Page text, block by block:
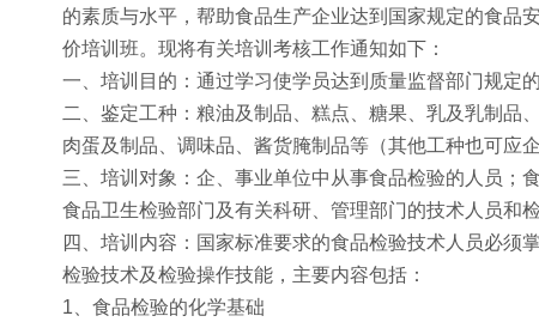
的素质与水平，帮助食品生产企业达到国家规定的食品
价培训班。现将有关培训考核工作通知如下：
一、培训目的：通过学习使学员达到质量监督部门规定
二、鉴定工种：粮油及制品、糕点、糖果、乳及乳制品
肉蛋及制品、调味品、酱货腌制品等（其他工种也可应
三、培训对象：企、事业单位中从事食品检验的人员；
食品卫生检验部门及有关科研、管理部门的技术人员和检
四、培训内容：国家标准要求的食品检验技术人员必须
检验技术及检验操作技能，主要内容包括：
1、食品检验的化学基础